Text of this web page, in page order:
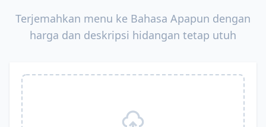
Terjemahkan menu ke Bahasa Apapun dengan
harga dan deskripsi hidangan tetap utuh